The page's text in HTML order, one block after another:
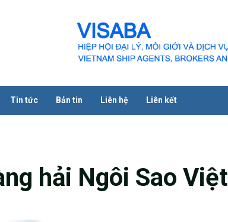
Tin tức Bản tin Liên hệ Liên kết
hải Ngôi Sao Việt